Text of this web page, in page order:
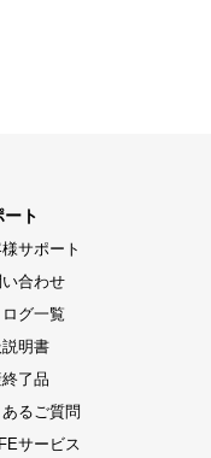
ート
サポート
合わせ
グ一覧
明書
了品
るご質問
サービス